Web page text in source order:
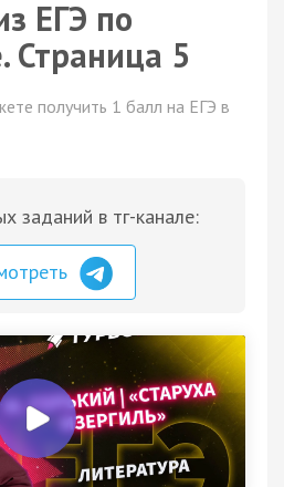
ЕГЭ по
Страница 5
получить 1 балл на ЕГЭ в
заданий в тг-канале: